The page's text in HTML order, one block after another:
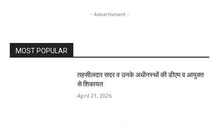
- Advertisment -
MOST POPULAR
तहसीलदार सदर व उनके अधीनस्थों की डीएम व आयुक्त
से शिकायत
April 21, 2026